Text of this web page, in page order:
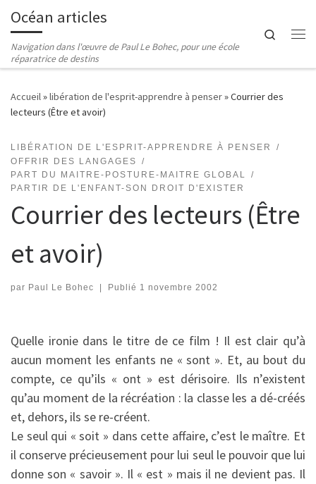
Passer au contenu
Océan articles
Navigation dans l'œuvre de Paul Le Bohec, pour une école
réparatrice de destins
Search
Accueil»libération de l'esprit-apprendre à penser»Courrier des
lecteurs (Être et avoir)
LIBÉRATION DE L'ESPRIT-APPRENDRE À PENSER
OFFRIR DES LANGAGES
PART DU MAITRE-POSTURE-MAITRE GLOBAL
PARTIR DE L'ENFANT-SON DROIT D'EXISTER
Courrier des lecteurs (Être
et avoir)
par Paul Le Bohec | Publié 1 novembre 2002
Quelle ironie dans le titre de ce film ! Il est clair qu’à
aucun moment les enfants ne « sont ». Et, au bout du
compte, ce qu’ils « ont » est dérisoire. Ils n’existent
qu’au moment de la récréation : la classe les a dé-créés
et, dehors, ils se re-créent.
Le seul qui « soit » dans cette affaire, c’est le maître. Et
il conserve précieusement pour lui seul le pouvoir que lui
donne son « savoir ». Il « est » mais il ne devient pas. Il